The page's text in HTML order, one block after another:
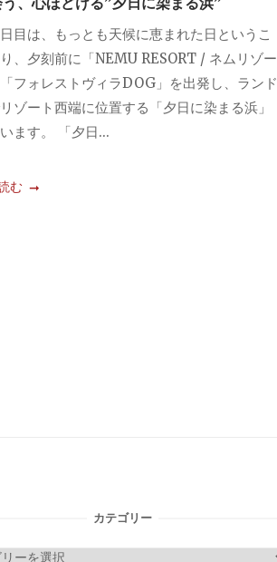
目は、もっとも天候に恵まれた日というこ
、夕刻前に「NEMU RESORT / ネムリゾー
「フォレストヴィラDOG」を出発し、ランド
ゾート西端に位置する「夕日に染まる浜」
ます。 「夕日...
む
カテゴリー